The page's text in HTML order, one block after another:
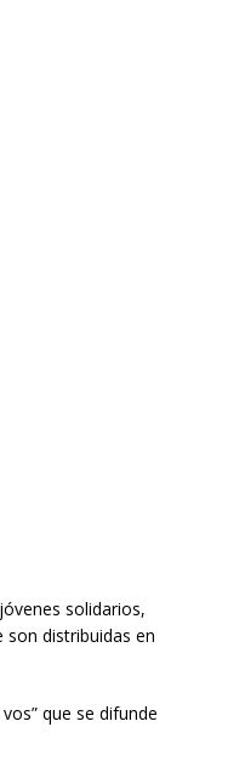
solidarios,
distribuidas en
que se difunde